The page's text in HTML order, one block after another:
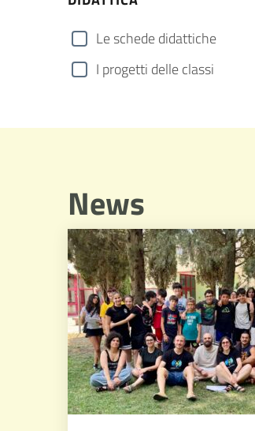
Le schede didattiche
I progetti delle classi
News